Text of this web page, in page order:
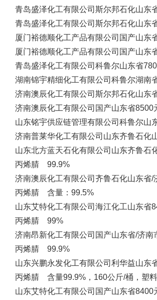
青岛盛泽化工有限公司 斯尔邦石化山东
青岛盛泽化工有限公司 斯尔邦石化山东
厦门裕德顺化工产品有限公司 国产山东
厦门裕德顺化工产品有限公司 国产山东
青岛盛泽化工有限公司 科鲁尔山东省
湖南锦宇精细化工有限公司 科鲁尔湖南
济南澳辰化工有限公司 斯尔邦石化山东
济南澳辰化工有限公司 国产山东省8500
山东铭宇供应链管理有限公司 科鲁尔山
济南普莱华化工有限公司 山东齐鲁石化
山东北方蓝天石化有限公司 山东齐鲁石
丙烯腈 99.9%
济南澳辰化工有限公司 齐鲁石化山东省/
丙烯腈 含量：99.5%
山东艾特化工有限公司 海江化工山东省
丙烯腈 99%
济南昂新化工有限公司 国产山东省/济南
丙烯腈 99.9%
山东兴鹏永发化工有限公司 利华益山东
丙烯腈 含量99.9%，160公斤/桶，塑
山东艾特化工有限公司 国产山东省8400